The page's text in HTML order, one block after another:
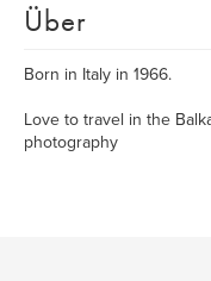
Über
Born in Italy in 1966.
Love to travel in the
photography